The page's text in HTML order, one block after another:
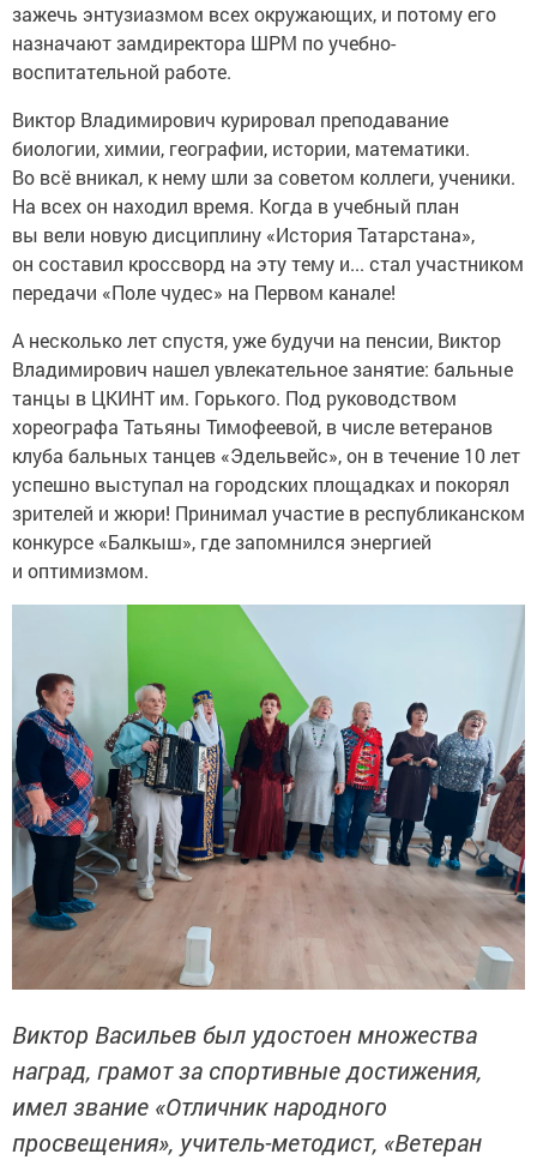
зажечь энтузиазмом всех окружающих, и потому его
назначают замдиректора ШРМ по учебно-
воспитательной работе.
Виктор Владимирович курировал преподавание
биологии, химии, географии, истории, математики.
Во всё вникал, к нему шли за советом коллеги, ученики.
На всех он находил время. Когда в учебный план
вы вели новую дисциплину «История Татарстана»,
он составил кроссворд на эту тему и... стал участником
передачи «Поле чудес» на Первом канале!
А несколько лет спустя, уже будучи на пенсии, Виктор
Владимирович нашел увлекательное занятие: бальные
танцы в ЦКИНТ им. Горького. Под руководством
хореографа Татьяны Тимофеевой, в числе ветеранов
клуба бальных танцев «Эдельвейс», он в течение 10 лет
успешно выступал на городских площадках и покорял
зрителей и жюри! Принимал участие в республиканском
конкурсе «Балкыш», где запомнился энергией
и оптимизмом.
Виктор Васильев был удостоен множества
наград, грамот за спортивные достижения,
имел звание «Отличник народного
просвещения», учитель-методист, «Ветеран